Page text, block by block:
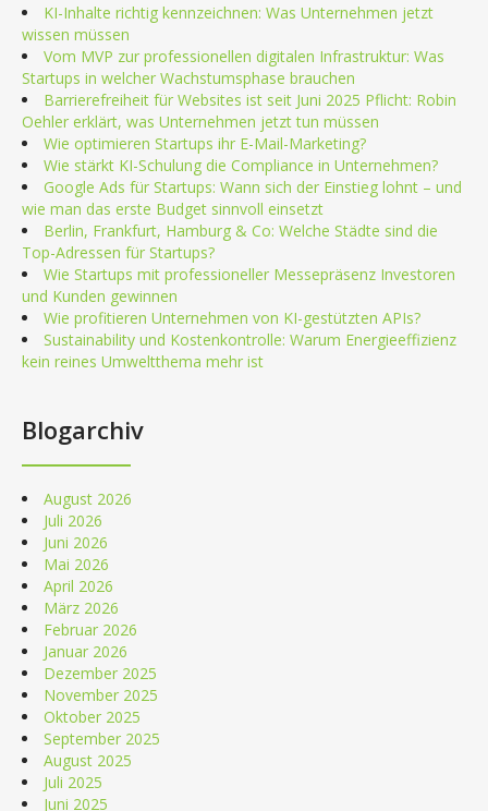
KI-Inhalte richtig kennzeichnen: Was Unternehmen jetzt
wissen müssen
Vom MVP zur professionellen digitalen Infrastruktur: Was
Startups in welcher Wachstumsphase brauchen
Barrierefreiheit für Websites ist seit Juni 2025 Pflicht: Robin
Oehler erklärt, was Unternehmen jetzt tun müssen
Wie optimieren Startups ihr E-Mail-Marketing?
Wie stärkt KI-Schulung die Compliance in Unternehmen?
Google Ads für Startups: Wann sich der Einstieg lohnt – und
wie man das erste Budget sinnvoll einsetzt
Berlin, Frankfurt, Hamburg & Co: Welche Städte sind die
Top-Adressen für Startups?
Wie Startups mit professioneller Messepräsenz Investoren
und Kunden gewinnen
Wie profitieren Unternehmen von KI-gestützten APIs?
Sustainability und Kostenkontrolle: Warum Energieeffizienz
kein reines Umweltthema mehr ist
Blogarchiv
August 2026
Juli 2026
Juni 2026
Mai 2026
April 2026
März 2026
Februar 2026
Januar 2026
Dezember 2025
November 2025
Oktober 2025
September 2025
August 2025
Juli 2025
Juni 2025